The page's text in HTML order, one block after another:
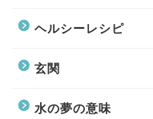
ヘルシーレシピ
玄関
水の夢の意味